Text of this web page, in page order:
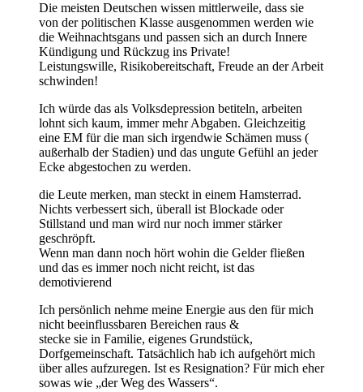
Die meisten Deutschen wissen mittlerweile, dass sie
von der politischen Klasse ausgenommen werden wie
die Weihnachtsgans und passen sich an durch Innere
Kündigung und Rückzug ins Private!
Leistungswille, Risikobereitschaft, Freude an der Arbeit
schwinden!
Ich würde das als Volksdepression betiteln, arbeiten
lohnt sich kaum, immer mehr Abgaben. Gleichzeitig
eine EM für die man sich irgendwie Schämen muss (
außerhalb der Stadien) und das ungute Gefühl an jeder
Ecke abgestochen zu werden.
die Leute merken, man steckt in einem Hamsterrad.
Nichts verbessert sich, überall ist Blockade oder
Stillstand und man wird nur noch immer stärker
geschröpft.
Wenn man dann noch hört wohin die Gelder fließen
und das es immer noch nicht reicht, ist das
demotivierend
Ich persönlich nehme meine Energie aus den für mich
nicht beeinflussbaren Bereichen raus &
stecke sie in Familie, eigenes Grundstück,
Dorfgemeinschaft. Tatsächlich hab ich aufgehört mich
über alles aufzuregen. Ist es Resignation? Für mich eher
sowas wie „der Weg des Wassers“.